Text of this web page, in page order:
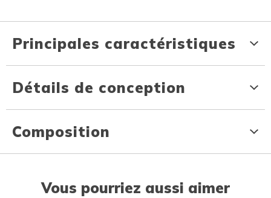
Principales caractéristiques
Détails de conception
Composition
Vous pourriez aussi aimer